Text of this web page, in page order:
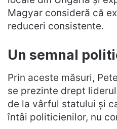
Magyar consideră că
reduceri consistente.
Un semnal
Prin aceste măsuri,
se prezinte drept
de la vârful statului și
întâi politicienilor, nu